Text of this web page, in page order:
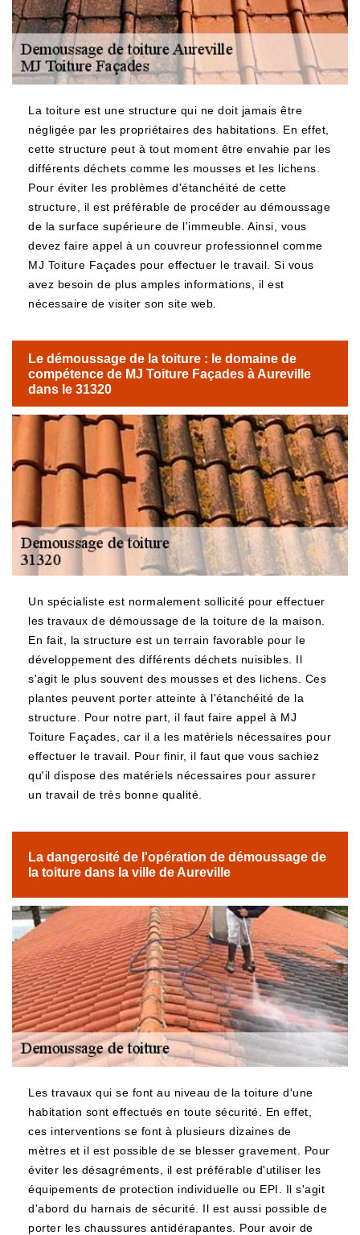
La toiture est une structure qui ne doit jamais être
négligée par les propriétaires des habitations. En effet,
cette structure peut à tout moment être envahie par les
différents déchets comme les mousses et les lichens.
Pour éviter les problèmes d'étanchéité de cette
structure, il est préférable de procéder au démoussage
de la surface supérieure de l'immeuble. Ainsi, vous
devez faire appel à un couvreur professionnel comme
MJ Toiture Façades pour effectuer le travail. Si vous
avez besoin de plus amples informations, il est
nécessaire de visiter son site web.
Le démoussage de la toiture : le domaine de
compétence de MJ Toiture Façades à Aureville
dans le 31320
Un spécialiste est normalement sollicité pour effectuer
les travaux de démoussage de la toiture de la maison.
En fait, la structure est un terrain favorable pour le
développement des différents déchets nuisibles. Il
s'agit le plus souvent des mousses et des lichens. Ces
plantes peuvent porter atteinte à l'étanchéité de la
structure. Pour notre part, il faut faire appel à MJ
Toiture Façades, car il a les matériels nécessaires pour
effectuer le travail. Pour finir, il faut que vous sachiez
qu'il dispose des matériels nécessaires pour assurer
un travail de très bonne qualité.
La dangerosité de l'opération de démoussage de
la toiture dans la ville de Aureville
Les travaux qui se font au niveau de la toiture d'une
habitation sont effectués en toute sécurité. En effet,
ces interventions se font à plusieurs dizaines de
mètres et il est possible de se blesser gravement. Pour
éviter les désagréments, il est préférable d'utiliser les
équipements de protection individuelle ou EPI. Il s'agit
d'abord du harnais de sécurité. Il est aussi possible de
porter les chaussures antidérapantes. Pour avoir de